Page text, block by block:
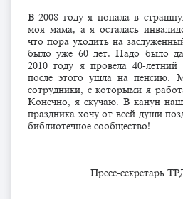
В 2008 году я попала в
моя мама, а я осталась
что пора уходить на
было уже 60 лет. Надо было
2010 году я провела 40-
после этого ушла на пенсию.
сотрудники, с которыми я
Конечно, я скучаю. В канун
праздника хочу от всей души
библиотечное сообщество!
Пресс-секретарь